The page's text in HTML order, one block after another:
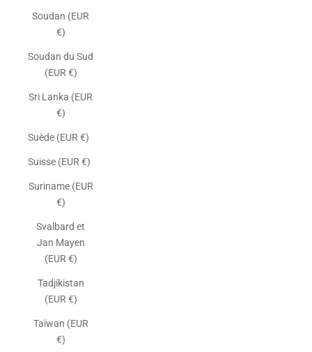
Soudan (EUR
€)
Soudan du Sud
(EUR €)
Sri Lanka (EUR
€)
Suède (EUR €)
Suisse (EUR €)
Suriname (EUR
€)
Svalbard et
Jan Mayen
(EUR €)
Tadjikistan
(EUR €)
Taïwan (EUR
€)